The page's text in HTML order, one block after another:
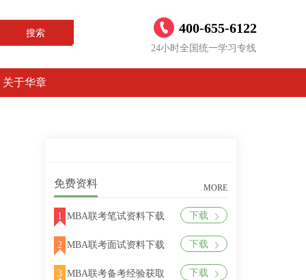
搜索 400-655-6122
24小时全国统一学习专线
关于华章
免费资料 MORE
1 MBA联考笔试资料下载 下载
2 MBA联考面试资料下载 下载
3 MBA联考备考经验获取 下载